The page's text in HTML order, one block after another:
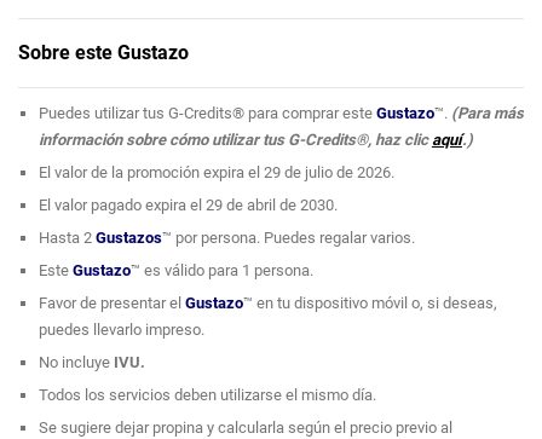
The Cid Body Spa se dedica al cuidado de la piel y el mejoramiento
de poder hacer realidad los cambios que los clientes anhelan de la cabeza
a los pies. Su innovadora maquinaria estética, combinada con la
experiencia de su personal, te brindarán los resultados esperados.
para que puedas conocer más de la diversidad de
depilación láser, maderoterapia, levantamiento de glúteos, lipoláser, entre
otros.
Sobre este Gustazo
Puedes utilizar tus G-Credits® para comprar este Gustazo™. (Para más
información sobre cómo utilizar tus G-Credits®, haz clic aquí.)
El valor de la promoción expira el 29 de julio de 2026.
El valor pagado expira el 29 de abril de 2030.
Hasta 2 Gustazos™ por persona. Puedes regalar varios.
Este Gustazo™ es válido para 1 persona.
Favor de presentar el Gustazo™ en tu dispositivo móvil o, si deseas,
puedes llevarlo impreso.
No incluyeIVU.
Todos los servicios deben utilizarse el mismo día.
Se sugiere dejar propina y calcularla según el precio previo al